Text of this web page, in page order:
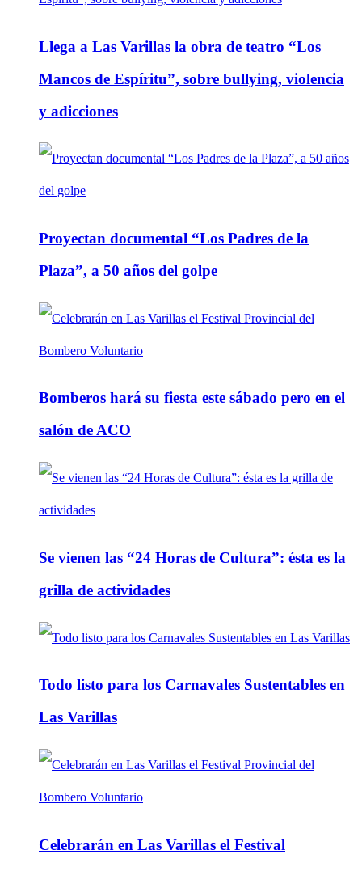
Llega a Las Varillas la obra de teatro “Los
Mancos de Espíritu”, sobre bullying, violencia
y adicciones
Proyectan documental “Los Padres de la
Plaza”, a 50 años del golpe
Bomberos hará su fiesta este sábado pero en el
salón de ACO
Se vienen las “24 Horas de Cultura”: ésta es la
grilla de actividades
Todo listo para los Carnavales Sustentables en
Las Varillas
Celebrarán en Las Varillas el Festival